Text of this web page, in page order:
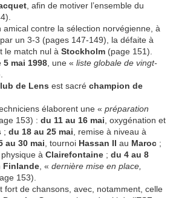
, afin de motiver l’ensemble du
amical contre la sélection norvégienne, à
par un 3-3 (pages 147-149), la défaite à
le match nul à Stockholm (page 151).
5 mai 1998, une « liste globale de vingt-
de Lens est sacré champion de
élaborent une « préparation
153) : du 11 au 16 mai, oxygénation et
; du 18 au 25 mai, remise à niveau à
au 30 mai, tournoi Hassan II au Maroc ;
à Clairefontaine ; du 4 au 8
Finlande, « dernière mise en place,
153).
fort de chansons, avec, notamment, celle